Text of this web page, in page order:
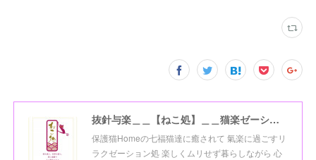
抜針与楽＿＿【ねこ処】＿＿猫楽ゼーションHome☆
保護猫Homeの七福猫達に癒されて 氣楽に過ごすリ
ラクゼーション処 楽しくムリせず暮らしながら 心